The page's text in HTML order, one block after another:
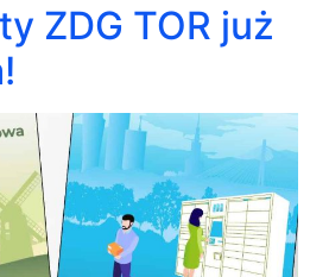
ZDG TOR już